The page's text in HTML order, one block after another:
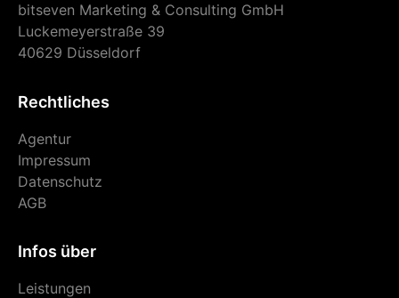
bitseven Marketing & Consulting GmbH
Luckemeyerstraße 39
40629 Düsseldorf
Rechtliches
Agentur
Impressum
Datenschutz
AGB
Infos über
Leistungen